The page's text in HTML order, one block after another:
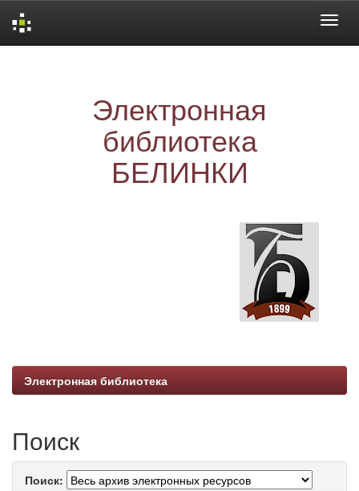
Электронная
библиотека
БЕЛИНКИ
Электронная библиотека
Поиск
Поиск: